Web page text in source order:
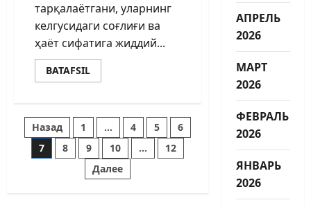
тарқалаётгани, уларнинг
келгусидаги соғлиғи ва
ҳаёт сифатига жиддий...
BATAFSIL
Назад 1 … 4 5
6
7
8 9 10 …
12
Далее
АПРЕЛЬ
2026
МАРТ
2026
ФЕВРАЛЬ
2026
ЯНВАРЬ
2026